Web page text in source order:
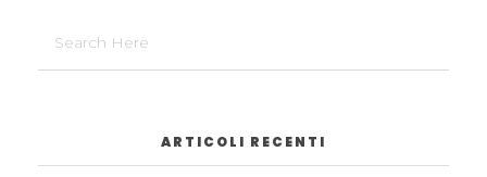
ARTICOLI RECENTI